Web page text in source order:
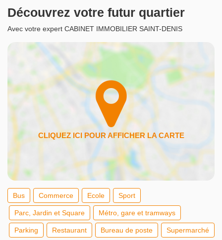
Découvrez votre futur quartier
Avec votre expert CABINET IMMOBILIER SAINT-DENIS
Bus Commerce Ecole Sport
Parc, Jardin et Square Métro, gare et tramways
Parking Restaurant Bureau de poste Supermarché